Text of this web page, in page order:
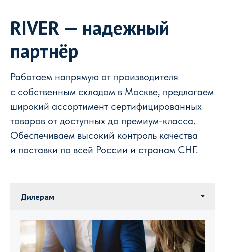
RIVER — надежный
партнёр
Работаем напрямую от производителя
с собственным складом в Москве, предлагаем
широкий ассортимент сертифицированных
товаров от доступных до премиум-класса.
Обеспечиваем высокий контроль качества
и поставки по всей России и странам СНГ.